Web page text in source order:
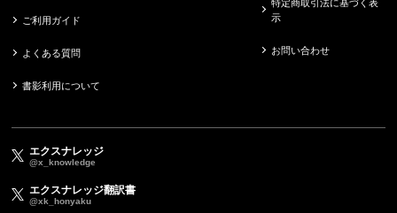
ご利用ガイド
よくある質問
書影利用について
特定商取引法に基づく表
示
お問い合わせ
エクスナレッジ
@x_knowledge
エクスナレッジ翻訳書
@xk_honyaku